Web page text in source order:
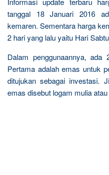
tanggal 18 Januari 2016
kemaren. Sementara harga
2 hari yang lalu yaitu Hari
Dalam penggunaannya,
Pertama adalah emas untuk
ditujukan sebagai investasi.
emas disebut logam mulia